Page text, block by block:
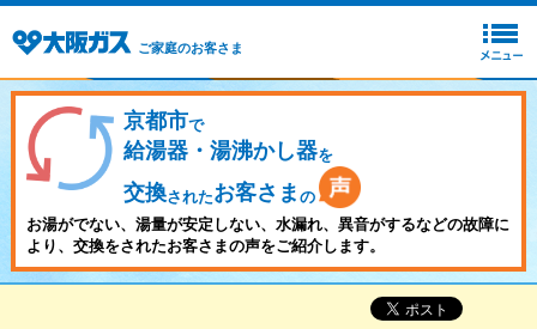
ご家庭のお客さま
京都市で
給湯器・湯沸かし器を
交換されたお客さま の
お湯がでない、湯量が安定しない、水漏れ、異音がするなどの故障に
より、交換をされたお客さまの声をご紹介します。